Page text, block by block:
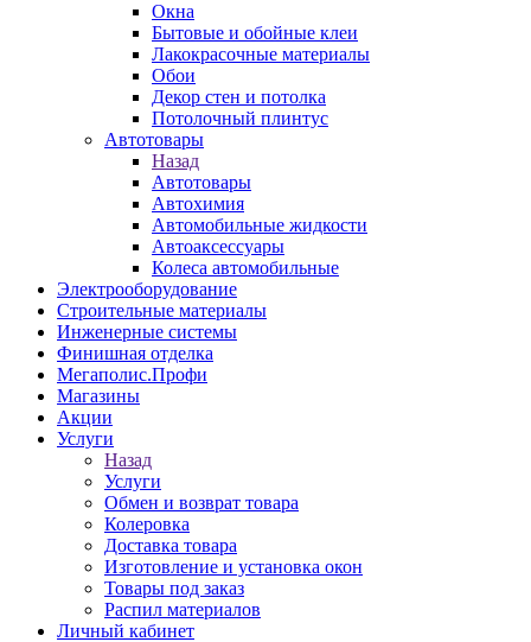
Окна
Бытовые и обойные клеи
Лакокрасочные материалы
Обои
Декор стен и потолка
Потолочный плинтус
Автотовары
Назад
Автотовары
Автохимия
Автомобильные жидкости
Автоаксессуары
Колеса автомобильные
Электрооборудование
Строительные материалы
Инженерные системы
Финишная отделка
Мегаполис.Профи
Магазины
Акции
Услуги
Назад
Услуги
Обмен и возврат товара
Колеровка
Доставка товара
Изготовление и установка окон
Товары под заказ
Распил материалов
Личный кабинет